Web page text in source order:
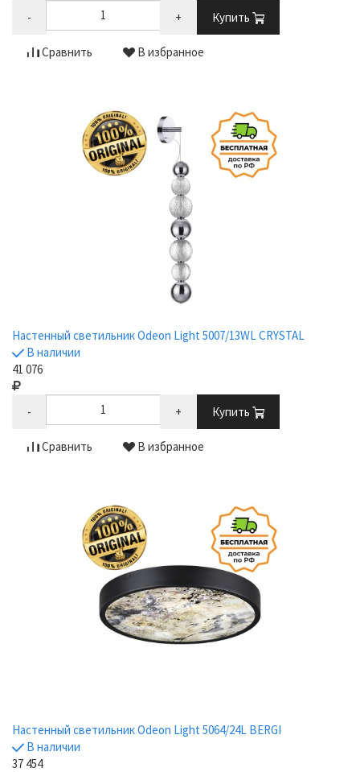
-
+ Купить
Сравнить В избранное
Настенный светильник Odeon Light 5007/13WL CRYSTAL
В наличии
41 076
- + Купить
Сравнить В избранное
Настенный светильник Odeon Light 5064/24L BERGI
В наличии
37 454